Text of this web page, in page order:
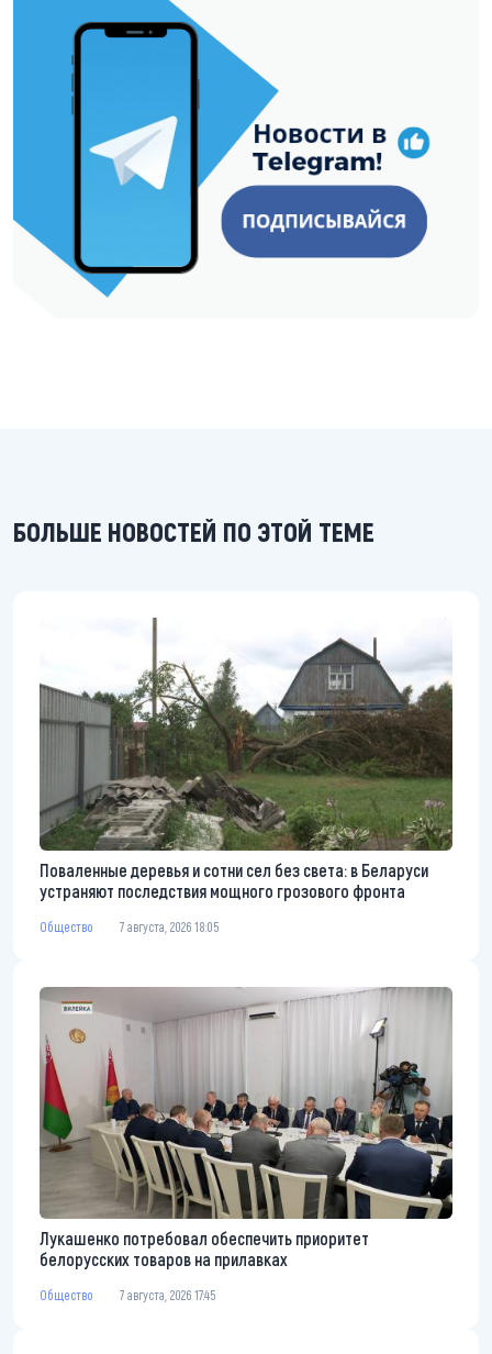
БОЛЬШЕ НОВОСТЕЙ ПО ЭТОЙ ТЕМЕ
Поваленные деревья и сотни сел без света: в Беларуси
устраняют последствия мощного грозового фронта
Общество 7 августа, 2026 18:05
Лукашенко потребовал обеспечить приоритет
белорусских товаров на прилавках
Общество 7 августа, 2026 17:45